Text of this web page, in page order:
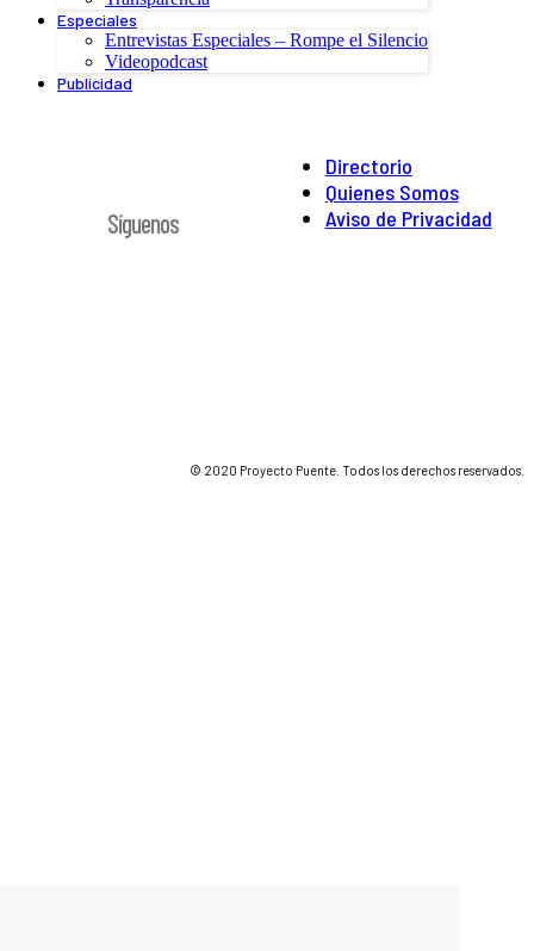
Especiales
Entrevistas Especiales – Rompe el Silencio
Videopodcast
Publicidad
Directorio
Quienes Somos
Aviso de Privacidad
Síguenos
© 2020 Proyecto Puente. Todos los derechos reservados.